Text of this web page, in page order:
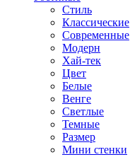
Стиль
Классические
Современные
Модерн
Хай-тек
Цвет
Белые
Венге
Светлые
Темные
Размер
Мини стенки